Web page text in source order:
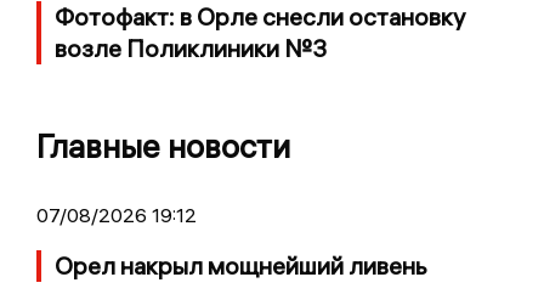
Фотофакт: в Орле снесли остановку
возле Поликлиники №3
Главные новости
07/08/2026 19:12
Орел накрыл мощнейший ливень